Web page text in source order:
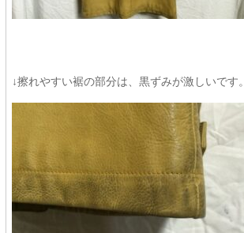
↓擦れやすい裾の部分は、黒ずみが激しいです。